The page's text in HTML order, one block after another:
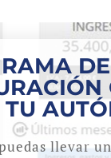
DE
llevar